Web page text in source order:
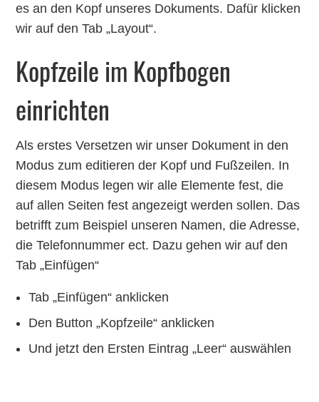
es an den Kopf unseres Dokuments. Dafür klicken
wir auf den Tab „Layout“.
Kopfzeile im Kopfbogen
einrichten
Als erstes Versetzen wir unser Dokument in den
Modus zum editieren der Kopf und Fußzeilen. In
diesem Modus legen wir alle Elemente fest, die
auf allen Seiten fest angezeigt werden sollen. Das
betrifft zum Beispiel unseren Namen, die Adresse,
die Telefonnummer ect. Dazu gehen wir auf den
Tab „Einfügen“
Tab „Einfügen“ anklicken
Den Button „Kopfzeile“ anklicken
Und jetzt den Ersten Eintrag „Leer“ auswählen